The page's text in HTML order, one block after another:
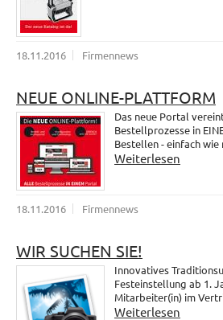
18.11.2016 Firmennews
NEUE ONLINE-PLATTFORM
Das neue Portal
Bestellprozesse in
Bestellen - einfach wie
Weiterlesen
18.11.2016 Firmennews
WIR SUCHEN SIE!
Innovatives
Festeinstellung ab 1.
Mitarbeiter(in) im
Weiterlesen